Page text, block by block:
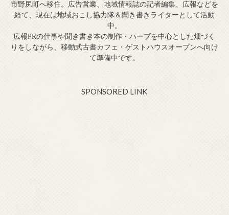
市野尻町へ移住。広告営業、地域情報誌の記者編集、広報などを
経て、現在は地域おこし協力隊＆聞き書きライターとして活動
中。
広報PRの仕事や聞き書き本の制作・ハーブを中心とした畑づく
りをしながら、移動式古書カフェ・ゲストハウスオープンへ向け
て準備中です。
SPONSORED LINK